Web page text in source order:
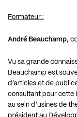
Formateur :
André Beauchamp,
Vu sa grande
Beauchamp est
d’articles et de
consultant pour cette
au sein d’usines de
président au